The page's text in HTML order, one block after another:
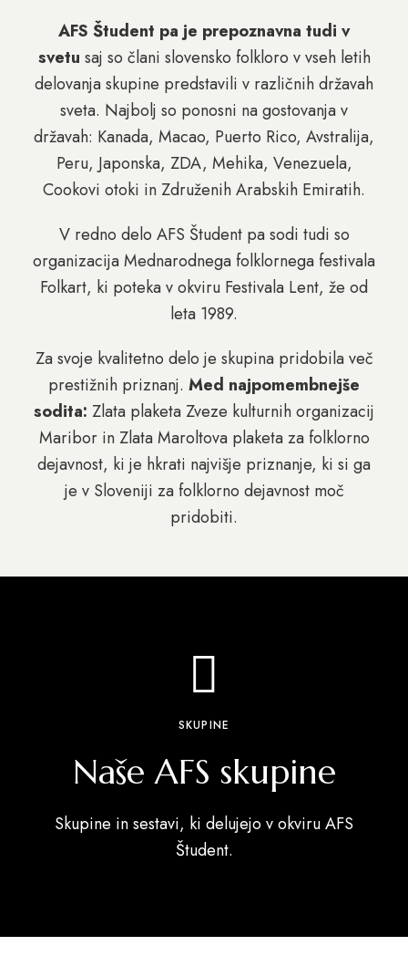
AFS Študent pa je prepoznavna tudi v
svetu saj so člani slovensko folkloro v vseh letih
delovanja skupine predstavili v različnih državah
sveta. Najbolj so ponosni na gostovanja v
državah: Kanada, Macao, Puerto Rico, Avstralija,
Peru, Japonska, ZDA, Mehika, Venezuela,
Cookovi otoki in Združenih Arabskih Emiratih.
V redno delo AFS Študent pa sodi tudi so
organizacija Mednarodnega folklornega festivala
Folkart, ki poteka v okviru Festivala Lent, že od
leta 1989.
Za svoje kvalitetno delo je skupina pridobila več
prestižnih priznanj. Med najpomembnejše
sodita: Zlata plaketa Zveze kulturnih organizacij
Maribor in Zlata Maroltova plaketa za folklorno
dejavnost, ki je hkrati najvišje priznanje, ki si ga
je v Sloveniji za folklorno dejavnost moč
pridobiti.
SKUPINE
Naše AFS skupine
Skupine in sestavi, ki delujejo v okviru AFS
Študent.